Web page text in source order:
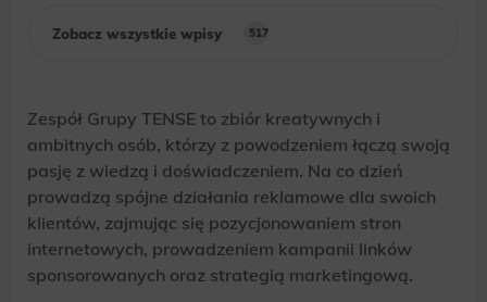
Zobacz wszystkie wpisy 517
Zespół Grupy TENSE to zbiór kreatywnych i
ambitnych osób, którzy z powodzeniem łączą swoją
pasję z wiedzą i doświadczeniem. Na co dzień
prowadzą spójne działania reklamowe dla swoich
klientów, zajmując się pozycjonowaniem stron
internetowych, prowadzeniem kampanii linków
sponsorowanych oraz strategią marketingową.